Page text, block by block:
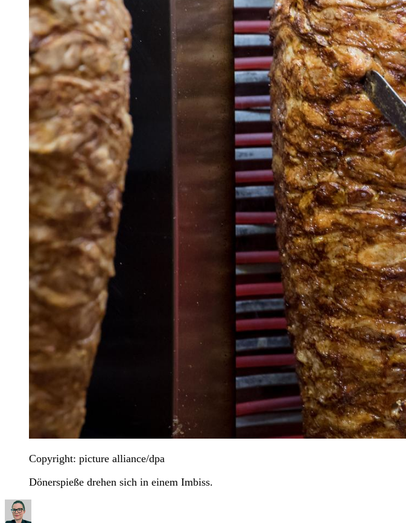
Copyright: picture alliance/dpa
Dönerspieße drehen sich in einem Imbiss.